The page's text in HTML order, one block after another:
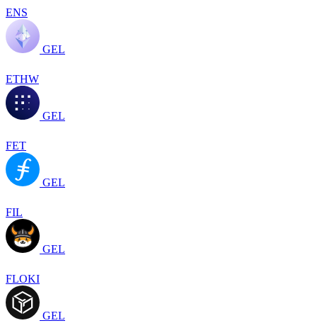
ENS
GEL
ETHW
GEL
FET
GEL
FIL
GEL
FLOKI
GEL